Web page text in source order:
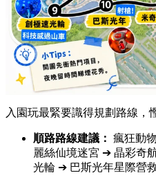
入園玩最緊要識得規劃路線，
順路路線建議： 瘋狂動
麗絲仙境迷宮 ➔ 晶彩奇
光輪 ➔ 巴斯光年星際營